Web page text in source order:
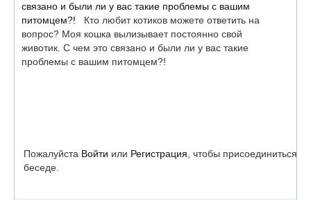
связано и были ли у вас такие проблемы с вашим
питомцем?!
Кто любит котиков можете ответить на
вопрос? Моя кошка вылизывает постоянно свой
животик. С чем это связано и были ли у вас такие
проблемы с вашим питомцем?!
Пожалуйста Войти или Регистрация , чтобы присоединиться к
беседе.